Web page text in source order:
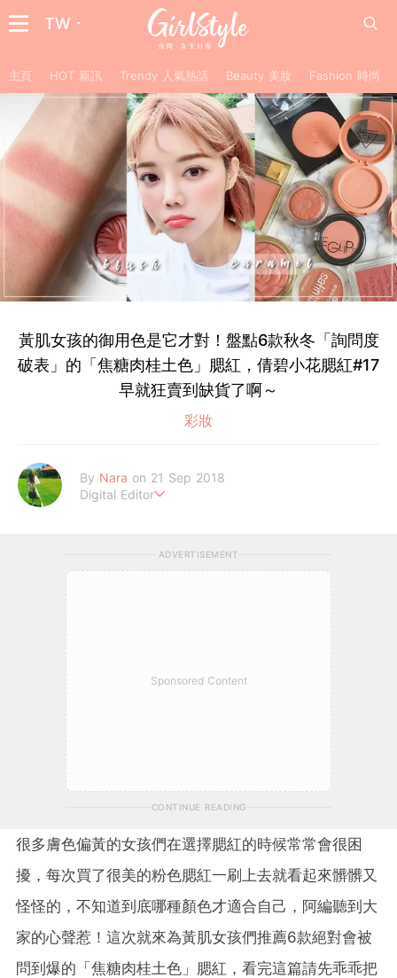
TW
主頁 HOT 新訊 Trendy 人氣熱話 Beauty 美妝 Fashion 時尚
黃肌女孩的御用色是它才對！盤點6款秋冬「詢問度
破表」的「焦糖肉桂土色」腮紅，倩碧小花腮紅#17
早就狂賣到缺貨了啊～
彩妝
By Nara on 21 Sep 2018
Digital Editor
ADVERTISEMENT
Sponsored Content
CONTINUE READING
很多膚色偏黃的女孩們在選擇腮紅的時候常常會很困
擾，每次買了很美的粉色腮紅一刷上去就看起來髒髒又
怪怪的，不知道到底哪種顏色才適合自己，阿編聽到大
家的心聲惹！這次就來為黃肌女孩們推薦6款絕對會被
問到爆的「焦糖肉桂土色」腮紅，看完這篇請先乖乖把